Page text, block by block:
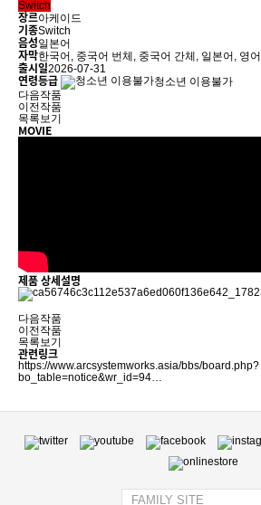
Switch
장르아케이드
기종Switch
음성일본어
자막한국어, 중국어 번체, 중국어 간체, 일본어, 영어
출시일2026-07-31
연령등급
청소년 이용불가
다음작품
이전작품
목록보기
MOVIE
제품 상세설명
다음작품
이전작품
목록보기
관련링크
https://www.arcsystemworks.asia/bbs/board.php?
bo_table=notice&wr_id=94…
FAMILY SITE